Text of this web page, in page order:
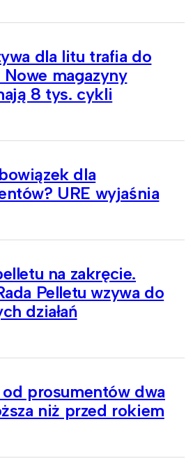
dla litu trafia do
magazyny
8 tys. cykli
dla
URE wyjaśnia
na zakręcie.
Pelletu wzywa do
działań
prosumentów dwa
niż przed rokiem